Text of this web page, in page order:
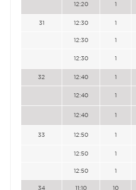
12:20 1
31 12:30 1
12:30 1
12:30 1
32 12:40 1
12:40 1
12:40 1
33 12:50 1
12:50 1
12:50 1
34 11:10 10